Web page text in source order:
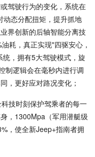
驾驶行为的变化，系统在
态分配扭矩，提升抓地
界创新的后轴智能分离技
耗，真正实现"四驱安心，
，拥有5大驾驶模式，旋
制逻辑会在毫秒内进行调
，更好应对路况变化；
技时刻保护驾乘者的每一
，1300Mpa（军用潜艇级
，使全新Jeep+指南者拥